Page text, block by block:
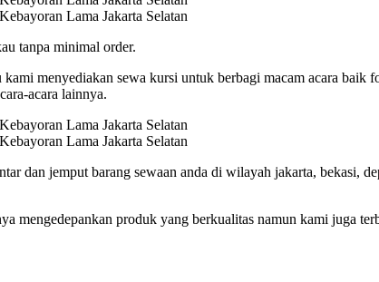
tanpa minimal order.
menyediakan sewa kursi untuk berbagi macam acara baik
acara lainnya.
dan jemput barang sewaan anda di wilayah jakarta, bekasi,
mengedepankan produk yang berkualitas namun kami juga